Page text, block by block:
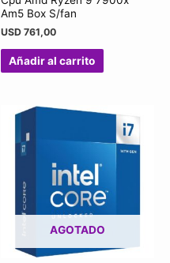
Am5 Box S/fan
USD 761,00
Añadir al carrito
AGOTADO